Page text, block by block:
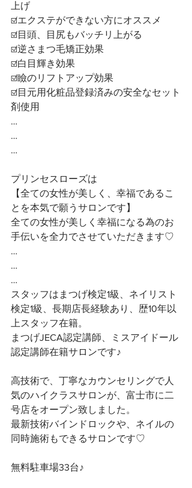
上げ
☑️エクステができない方にオススメ
☑️目頭、目尻もバッチリ上がる
☑️逆さまつ毛矯正効果
☑️白目輝き効果
☑️瞼のリフトアップ効果
☑️目元用化粧品登録済みの安全なセット
剤使用
…
…
…
プリンセスローズは
【全ての女性が美しく、幸福であるこ
とを本気で願うサロンです】
全ての女性が美しく幸福になる為のお
手伝いを全力でさせていただきます♡
…
…
…
スタッフはまつげ検定1級、ネイリスト
検定1級、長期店長経験あり、歴10年以
上スタッフ在籍。
まつげJECA認定講師、ミスアイドール
認定講師在籍サロンです♪
高技術で、丁寧なカウンセリングで人
気のハイクラスサロンが、富士市に二
号店をオープン致しました。
最新技術バインドロックや、ネイルの
同時施術もできるサロンです♡
無料駐車場33台♪